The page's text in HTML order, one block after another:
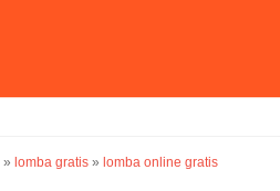
» lomba gratis » lomba online gratis